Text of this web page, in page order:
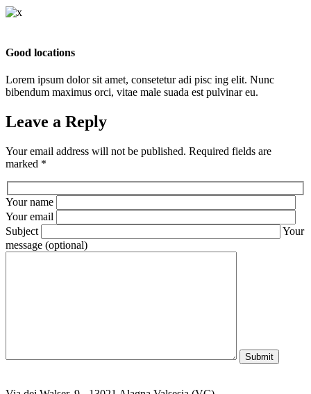
Good locations
Lorem ipsum dolor sit amet, consetetur adi pisc ing elit. Nunc
bibendum maximus orci, vitae male suada est pulvinar eu.
Leave a Reply
Your email address will not be published. Required fields are
marked *
Your name
Your email
Subject
Your
message (optional)
Submit